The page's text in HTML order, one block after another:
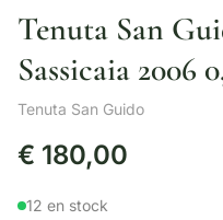
Tenuta San
Sassicaia 2006
Tenuta San Guido
€ 180,00
12 en stock